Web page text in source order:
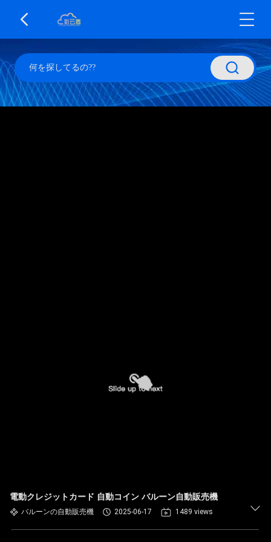
電動クレジットカード 自動コイン バルーン自動販売機
バルーンの自動販売機 2025-06-17 1489 views